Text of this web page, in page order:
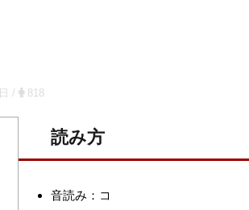
/ 818
読み方
音読み：コ